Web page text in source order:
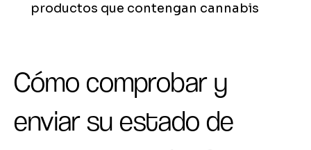
productos que contengan cannabis
Cómo comprobar y
enviar su estado de